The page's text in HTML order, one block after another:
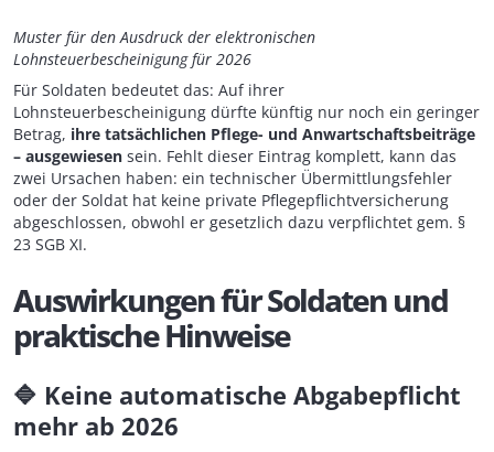
Muster für den Ausdruck der elektronischen
Lohnsteuerbescheinigung für 2026
Für Soldaten bedeutet das: Auf ihrer
Lohnsteuerbescheinigung dürfte künftig nur noch ein geringer
Betrag, ihre tatsächlichen Pflege- und Anwartschaftsbeiträge
– ausgewiesen sein. Fehlt dieser Eintrag komplett, kann das
zwei Ursachen haben: ein technischer Übermittlungsfehler
oder der Soldat hat keine private Pflegepflichtversicherung
abgeschlossen, obwohl er gesetzlich dazu verpflichtet gem. §
23 SGB XI.
Auswirkungen für Soldaten und
praktische Hinweise
🔷 Keine automatische Abgabepflicht
mehr ab 2026